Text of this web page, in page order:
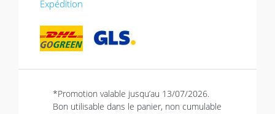
Expédition
*Promotion valable jusqu’au 13/07/2026.
Bon utilisable dans le panier, non cumulable